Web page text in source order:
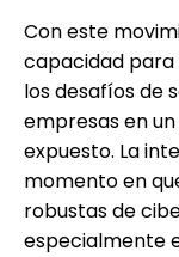
Con este
capacidad
los desafíos de
empresas en
expuesto. La
momento en
robustas de
especialmente